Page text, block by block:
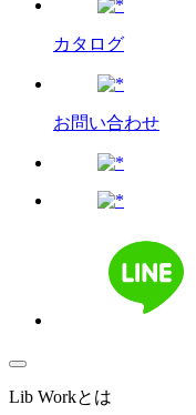
カタログ
お問い合わせ
Lib Workとは